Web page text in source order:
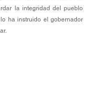
la integridad del pueblo
ha instruido el gobernador